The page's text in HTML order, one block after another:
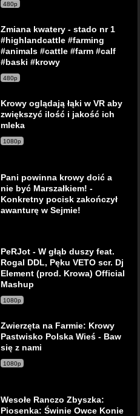
480p
Zmiana kwatery - stado nr 1
#highlandcattle #farming
#animals #cattle #farm #calf
#baski #krowy
480p
Krowy oglądają łąki w VR aby
zwiększyć ilość i jakość ich
mleka
1080p
Pani powinna krowy doić a
nie być Marszałkiem! -
Konkretny pocisk zakończył
awanturę w Sejmie!
PeRJot - W głąb duszy feat.
Rogal DDL, Pęku VETO scr. Dj
Element (prod. Krowa) Official
Mashup
1080p
Zwierzęta na Farmie: Krowy
Pastwisko Polska Wieś - Baw
się z nami
1080p
Wesołe Ranczo Zbyszka:
Piosenka: Świnie Owce Konie